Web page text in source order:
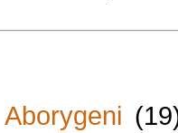
Aborygeni